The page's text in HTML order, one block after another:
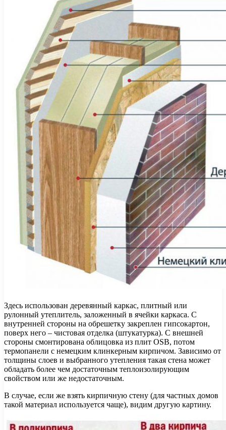
Здесь использован деревянный каркас, плитный или
рулонный утеплитель, заложенный в ячейки каркаса. С
внутренней стороны на обрешетку закреплен гипсокартон,
поверх него – чистовая отделка (штукатурка). С внешней
стороны смонтирована облицовка из плит OSB, потом
термопанели с немецким клинкерным кирпичом. Зависимо от
толщины слоев и выбранного утепления такая стена может
обладать более чем достаточным теплоизолирующим
свойством или же недостаточным.
В случае, если же взять кирпичную стену (для частных домов
такой материал используется чаще), видим другую картину.